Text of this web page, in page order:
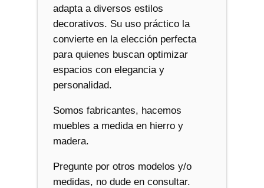
adapta a diversos estilos
decorativos. Su uso práctico la
convierte en la elección perfecta
para quienes buscan optimizar
espacios con elegancia y
personalidad.
Somos fabricantes, hacemos
muebles a medida en hierro y
madera.
Pregunte por otros modelos y/o
medidas, no dude en consultar.